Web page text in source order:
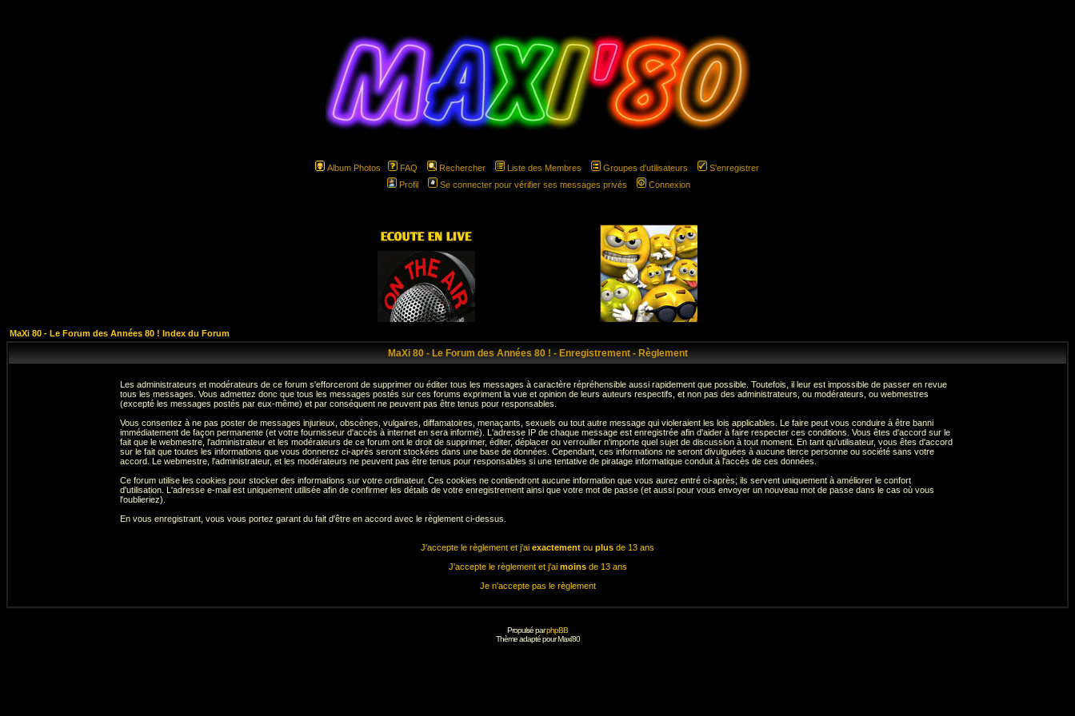
Album Photos FAQ Rechercher Liste des Membres Groupes d'utilisateurs
S'enregistrer
Profil
Se connecter pour vérifier ses messages privés Connexion
MaXi 80 - Le Forum des Années 80 ! Index du Forum
MaXi 80 - Le Forum des Années 80 ! - Enregistrement - Règlement
Les administrateurs et modérateurs de ce forum s'efforceront de supprimer ou éditer tous les messages à caractère répréhensible aussi rapidement que possible. Toutefois, il leur est impossible de passer en revue
tous les messages. Vous admettez donc que tous les messages postés sur ces forums expriment la vue et opinion de leurs auteurs respectifs, et non pas des administrateurs, ou modérateurs, ou webmestres
(excepté les messages postés par eux-même) et par conséquent ne peuvent pas être tenus pour responsables.
Vous consentez à ne pas poster de messages injurieux, obscènes, vulgaires, diffamatoires, menaçants, sexuels ou tout autre message qui violeraient les lois applicables. Le faire peut vous conduire à être banni
immédiatement de façon permanente (et votre fournisseur d'accès à internet en sera informé). L'adresse IP de chaque message est enregistrée afin d'aider à faire respecter ces conditions. Vous êtes d'accord sur le
fait que le webmestre, l'administrateur et les modérateurs de ce forum ont le droit de supprimer, éditer, déplacer ou verrouiller n'importe quel sujet de discussion à tout moment. En tant qu'utilisateur, vous êtes d'accord
sur le fait que toutes les informations que vous donnerez ci-après seront stockées dans une base de données. Cependant, ces informations ne seront divulguées à aucune tierce personne ou société sans votre
accord. Le webmestre, l'administrateur, et les modérateurs ne peuvent pas être tenus pour responsables si une tentative de piratage informatique conduit à l'accès de ces données.
Ce forum utilise les cookies pour stocker des informations sur votre ordinateur. Ces cookies ne contiendront aucune information que vous aurez entré ci-après; ils servent uniquement à améliorer le confort
d'utilisation. L'adresse e-mail est uniquement utilisée afin de confirmer les détails de votre enregistrement ainsi que votre mot de passe (et aussi pour vous envoyer un nouveau mot de passe dans le cas où vous
l'oublieriez).
En vous enregistrant, vous vous portez garant du fait d'être en accord avec le règlement ci-dessus.
J'accepte le règlement et j'ai exactement ou plus de 13 ans
J'accepte le règlement et j'ai moinsde 13 ans
Je n'accepte pas le règlement
Propulsé parphpBB
Thème adapté pourMaxi'80